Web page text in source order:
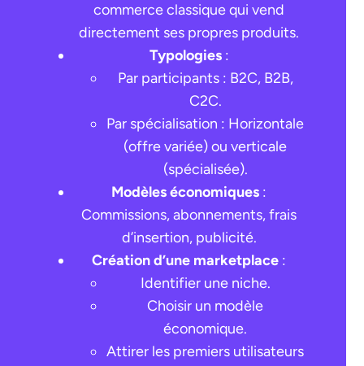
commerce classique qui vend
directement ses propres produits.
Typologies:
Par participants : B2C, B2B,
C2C.
Par spécialisation : Horizontale
(offre variée) ou verticale
(spécialisée).
Modèles économiques :
Commissions, abonnements, frais
d’insertion, publicité.
Création d’une marketplace :
Identifier une niche.
Choisir un modèle
économique.
Attirer les premiers utilisateurs
Demander une démo